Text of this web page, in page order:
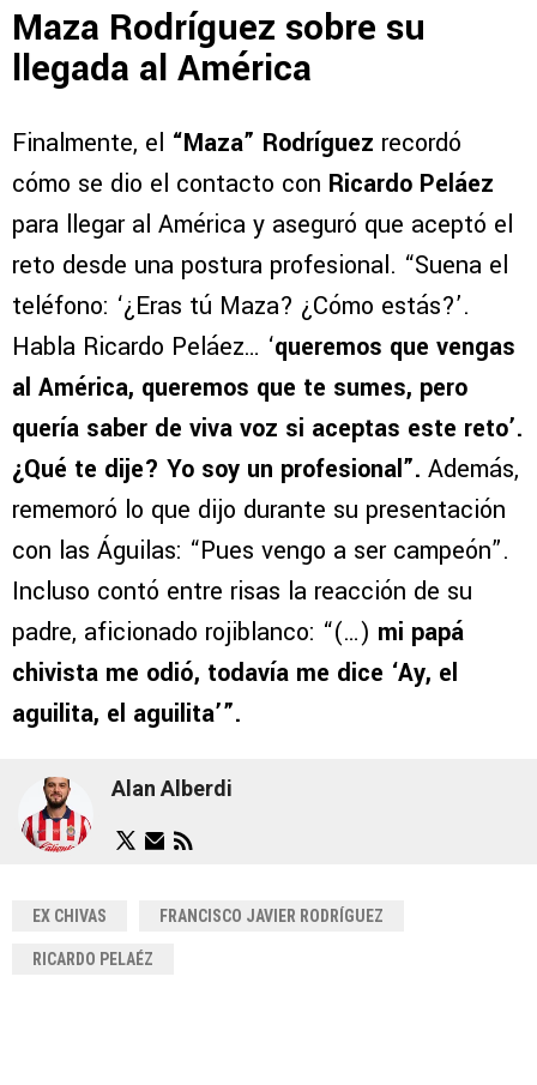
Maza Rodríguez sobre su
llegada al América
Finalmente, el “Maza” Rodríguez recordó
cómo se dio el contacto con Ricardo Peláez
para llegar al América y aseguró que aceptó el
reto desde una postura profesional. “Suena el
teléfono: ‘¿Eras tú Maza? ¿Cómo estás?’.
Habla Ricardo Peláez… ‘queremos que vengas
al América, queremos que te sumes, pero
quería saber de viva voz si aceptas este reto’.
¿Qué te dije? Yo soy un profesional”. Además,
rememoró lo que dijo durante su presentación
con las Águilas: “Pues vengo a ser campeón”.
Incluso contó entre risas la reacción de su
padre, aficionado rojiblanco: “(…) mi papá
chivista me odió, todavía me dice ‘Ay, el
aguilita, el aguilita’”.
Alan Alberdi
EX CHIVAS FRANCISCO JAVIER RODRÍGUEZ
RICARDO PELAÉZ